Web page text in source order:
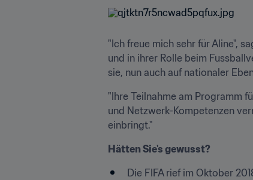
"Ich freue mich sehr für Aline",
und in ihrer Rolle beim
sie, nun auch auf nationaler
"Ihre Teilnahme am Programm
und Netzwerk-Kompetenzen
einbringt."
Hätten Sie's gewusst?
Die FIFA rief im Oktober